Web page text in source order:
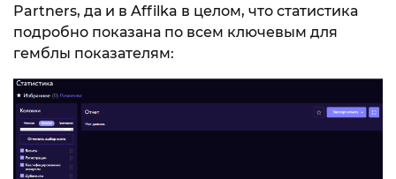
Partners, да и в Affilka в целом, что статистика
подробно показана по всем ключевым для
гемблы показателям: